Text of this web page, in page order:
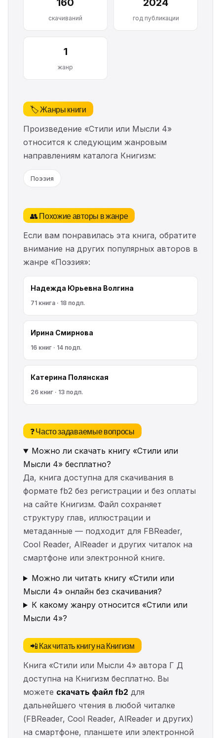
160
скачиваний
2024
год публикации
1
жанр
🏷️ Жанры книги
Произведение «Стили или Мысли 4»
относится к следующим жанровым
направлениям каталога Книгизм:
Поэзия
👥 Похожие авторы в жанре
Если вам понравилась эта книга, обратите
внимание на других популярных авторов в
жанре «Поэзия»:
Надежда Юрьевна Волгина
71 книга · 18 подп.
Ирина Смирнова
16 книг · 14 подп.
Катерина Полянская
26 книг · 13 подп.
❓ Часто задаваемые вопросы
Можно ли скачать книгу «Стили или
Мысли 4» бесплатно?
Да, книга доступна для скачивания в
формате fb2 без регистрации и без оплаты
на сайте Книгизм. Файл сохраняет
структуру глав, иллюстрации и
метаданные — подходит для FBReader,
Cool Reader, AlReader и других читалок на
смартфоне или электронной книге.
Можно ли читать книгу «Стили или
Мысли 4» онлайн без скачивания?
К какому жанру относится «Стили или
Мысли 4»?
📲 Как читать книгу на Книгизм
Книга «Стили или Мысли 4» автора Г Д
доступна на Книгизм бесплатно. Вы
можете скачать файл fb2 для
дальнейшего чтения в любой читалке
(FBReader, Cool Reader, AlReader и других)
на смартфоне, планшете или электронной